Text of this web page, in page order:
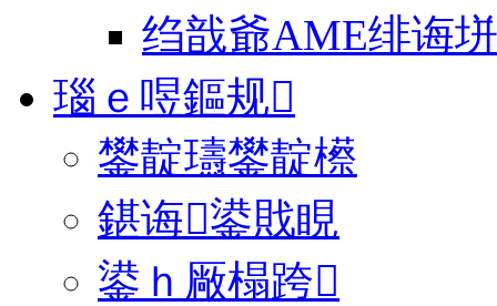
绉戠爺AME绯诲垪
瑙ｅ喅鏂规
鐢靛瓙鐢靛櫒
鍖诲鍙戝睍
鍙ｈ厰榻跨